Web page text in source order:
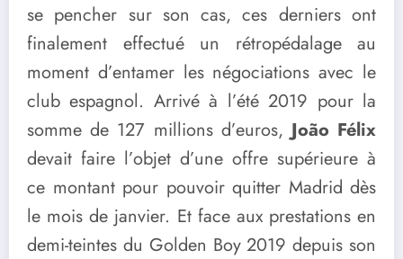
se pencher sur son cas, ces derniers ont
finalement effectué un rétropédalage au
moment d’entamer les négociations avec le
club espagnol. Arrivé à l’été 2019 pour la
somme de 127 millions d’euros, João Félix
devait faire l’objet d’une offre supérieure à
ce montant pour pouvoir quitter Madrid dès
le mois de janvier. Et face aux prestations en
demi-teintes du Golden Boy 2019 depuis son